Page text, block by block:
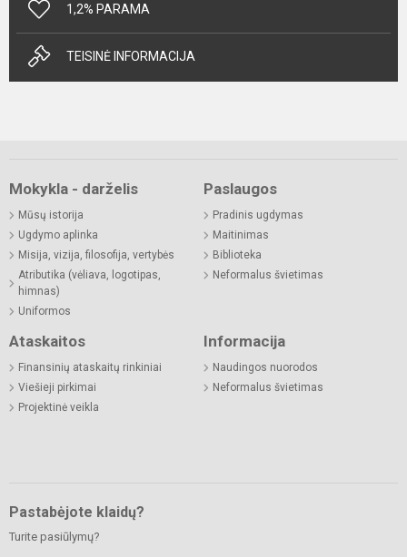
1,2% PARAMA
TEISINĖ INFORMACIJA
Mokykla - darželis
Mūsų istorija
Ugdymo aplinka
Misija, vizija, filosofija, vertybės
Atributika (vėliava, logotipas,
himnas)
Uniformos
Paslaugos
Pradinis ugdymas
Maitinimas
Biblioteka
Neformalus švietimas
Ataskaitos
Finansinių ataskaitų rinkiniai
Viešieji pirkimai
Projektinė veikla
Informacija
Naudingos nuorodos
Neformalus švietimas
Pastabėjote klaidų?
Turite pasiūlymų?